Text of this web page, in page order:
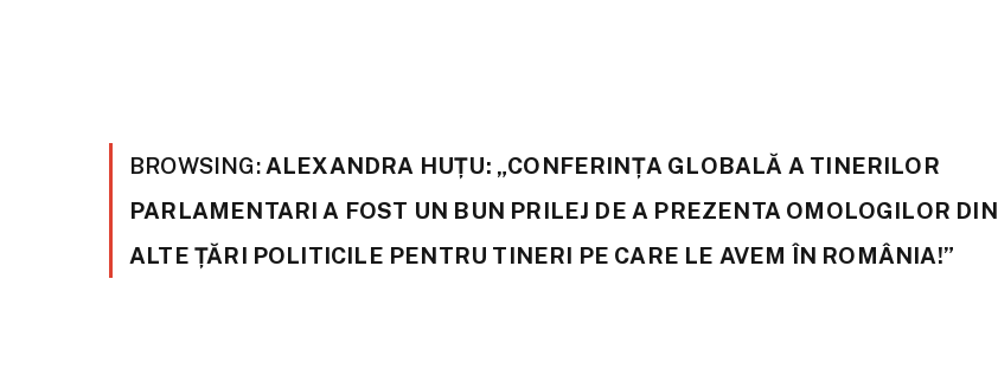
BROWSING: ALEXANDRA HUȚU: „CONFERINȚA GLOBALĂ A TINERILOR
PARLAMENTARI A FOST UN BUN PRILEJ DE A PREZENTA OMOLOGILOR DIN
ALTE ȚĂRI POLITICILE PENTRU TINERI PE CARE LE AVEM ÎN ROMÂNIA!”